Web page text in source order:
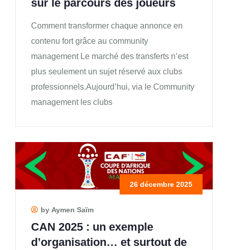
sur le parcours des joueurs
Comment transformer chaque annonce en
contenu fort grâce au community
management Le marché des transferts n’est
plus seulement un sujet réservé aux clubs
professionnels.Aujourd’hui, via le Community
management les clubs
26 décembre 2025
by Aymen Saïm
CAN 2025 : un exemple
d’organisation… et surtout de